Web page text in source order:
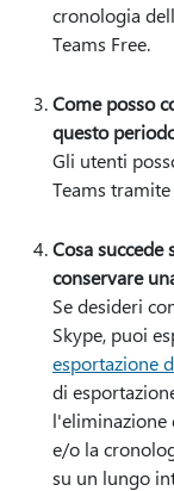
cronologia
Teams Free.
Come posso
questo
Gli utenti
Teams
Cosa
conservare
Se desideri
Skype, puoi
esportazione
di
l'eliminazione
e/o la
su un lungo